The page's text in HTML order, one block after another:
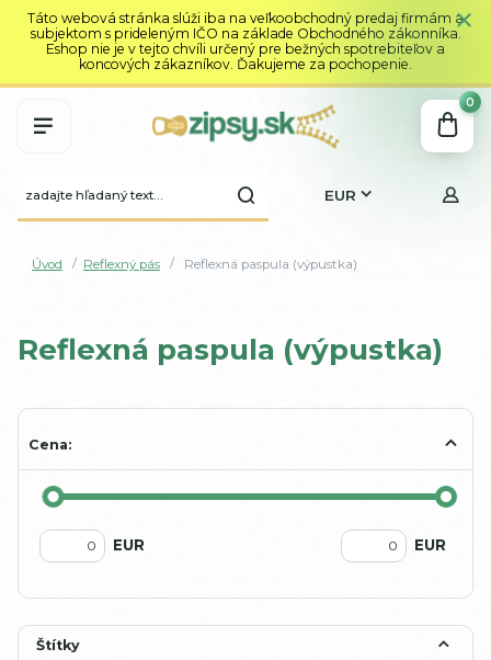
Táto webová stránka slúži iba na veľkoobchodný predaj firmám a
subjektom s prideleným IČO na základe Obchodného zákonníka.
Eshop nie je v tejto chvíli určený pre bežných spotrebiteľov a
koncových zákazníkov. Ďakujeme za pochopenie.
EUR
0
Úvod Reflexný pás Reflexná paspula (výpustka)
Reflexná paspula (výpustka)
Cena:
EUR EUR
Štítky